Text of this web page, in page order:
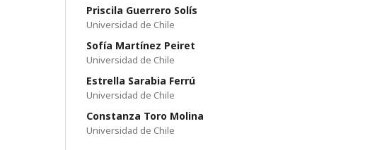
Priscila Guerrero Solís
Universidad de Chile
Sofía Martínez Peiret
Universidad de Chile
Estrella Sarabia Ferrú
Universidad de Chile
Constanza Toro Molina
Universidad de Chile